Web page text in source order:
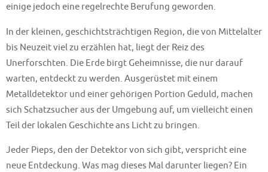
einige jedoch eine regelrechte Berufung geworden.
In der kleinen, geschichtsträchtigen Region, die von Mittelalter
bis Neuzeit viel zu erzählen hat, liegt der Reiz des
Unerforschten. Die Erde birgt Geheimnisse, die nur darauf
warten, entdeckt zu werden. Ausgerüstet mit einem
Metalldetektor und einer gehörigen Portion Geduld, machen
sich Schatzsucher aus der Umgebung auf, um vielleicht einen
Teil der lokalen Geschichte ans Licht zu bringen.
Jeder Pieps, den der Detektor von sich gibt, verspricht eine
neue Entdeckung. Was mag dieses Mal darunter liegen? Ein